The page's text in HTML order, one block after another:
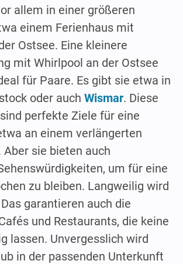
allem in einer größeren
einem Ferienhaus mit
Ostsee. Eine kleinere
mit Whirlpool an der Ostsee
für Paare. Es gibt sie etwa in
oder auch Wismar. Diese
perfekte Ziele für eine
an einem verlängerten
Aber sie bieten auch
um für eine
zu bleiben. Langweilig wird
garantieren auch die
und Restaurants, die keine
lassen. Unvergesslich wird
in der passenden Unterkunft